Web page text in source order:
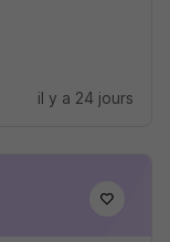
il y a 24 jours